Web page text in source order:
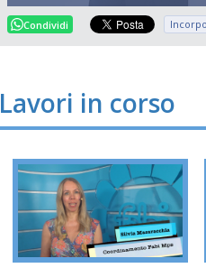
Condividi
Lavori in corso